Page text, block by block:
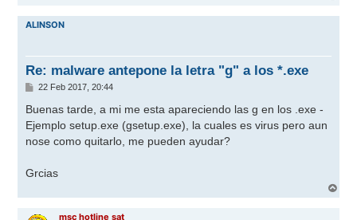
r
ALINSON
Re: malware antepone la letra "g" a los *.exe
M
n
a
j
e
22 Feb 2017, 20:44
Buenas tarde, a mi me esta apareciendo las g en los .exe -
Ejemplo setup.exe (gsetup.exe), la cuales es virus pero aun
nose como quitarlo, me pueden ayudar?
Grcias
r
msc hotline sat